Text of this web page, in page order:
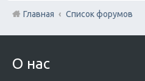
Главная Список форумов
О нас